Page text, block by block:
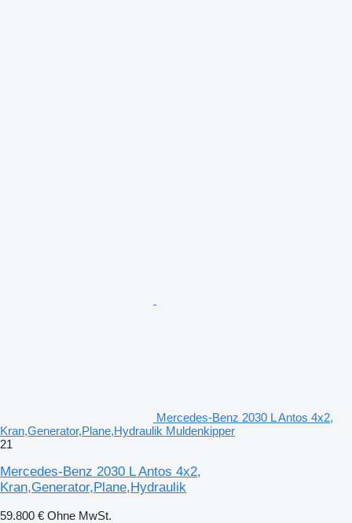
Mercedes-Benz 2030 L Antos 4x2,
Kran,Generator,Plane,Hydraulik Muldenkipper
21
Mercedes-Benz 2030 L Antos 4x2,
Kran,Generator,Plane,Hydraulik
59.800 € Ohne MwSt.